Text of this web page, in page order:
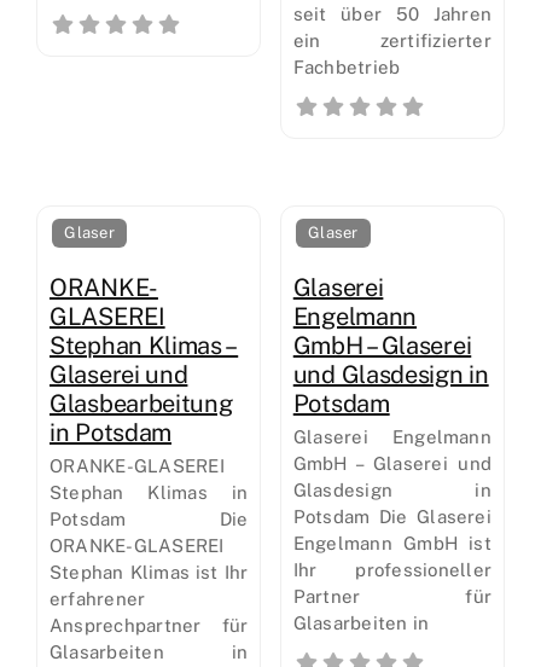
seit über 50 Jahren
ein zertifizierter
Fachbetrieb
Glaser
ORANKE-
GLASEREI
Stephan Klimas –
Glaserei und
Glasbearbeitung
in Potsdam
ORANKE-GLASEREI
Stephan Klimas in
Potsdam Die
ORANKE-GLASEREI
Stephan Klimas ist Ihr
erfahrener
Ansprechpartner für
Glasarbeiten in
Glaser
Glaserei
Engelmann
GmbH – Glaserei
und Glasdesign in
Potsdam
Glaserei Engelmann
GmbH – Glaserei und
Glasdesign in
Potsdam Die Glaserei
Engelmann GmbH ist
Ihr professioneller
Partner für
Glasarbeiten in